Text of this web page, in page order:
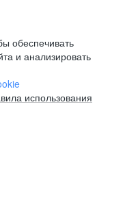
обеспечивать
и анализировать
использования